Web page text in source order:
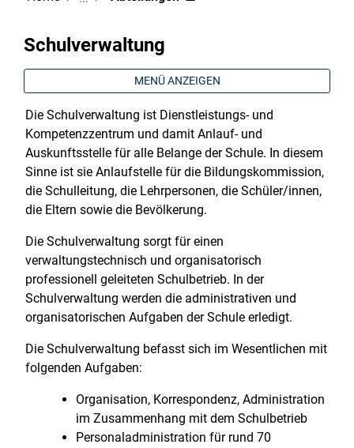
Schulverwaltung
MENÜ ANZEIGEN
Die Schulverwaltung ist Dienstleistungs- und
Kompetenzzentrum und damit Anlauf- und
Auskunftsstelle für alle Belange der Schule. In diesem
Sinne ist sie Anlaufstelle für die Bildungskommission,
die Schulleitung, die Lehrpersonen, die Schüler/innen,
die Eltern sowie die Bevölkerung.
Die Schulverwaltung sorgt für einen
verwaltungstechnisch und organisatorisch
professionell geleiteten Schulbetrieb. In der
Schulverwaltung werden die administrativen und
organisatorischen Aufgaben der Schule erledigt.
Die Schulverwaltung befasst sich im Wesentlichen mit
folgenden Aufgaben:
Organisation, Korrespondenz, Administration
im Zusammenhang mit dem Schulbetrieb
Personaladministration für rund 70